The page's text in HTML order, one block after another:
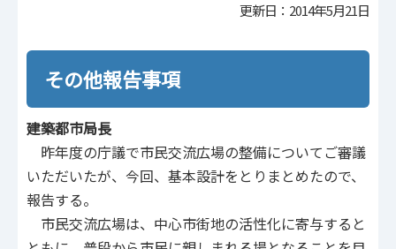
更新日：2014年5月21日
その他報告事項
建築都市局長
昨年度の庁議で市民交流広場の整備についてご審議
いただいたが、今回、基本設計をとりまとめたので、
報告する。
市民交流広場は、中心市街地の活性化に寄与すると